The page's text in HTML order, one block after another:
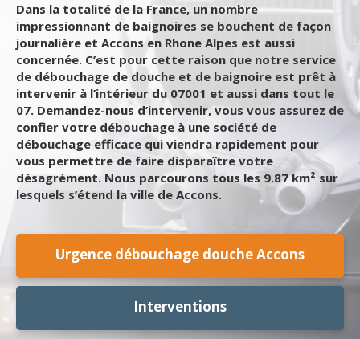
Dans la totalité de la France, un nombre
impressionnant de baignoires se bouchent de façon
journalière et Accons en Rhone Alpes est aussi
concernée. C’est pour cette raison que notre service
de débouchage de douche et de baignoire est prêt à
intervenir à l’intérieur du 07001 et aussi dans tout le
07. Demandez-nous d’intervenir, vous vous assurez de
confier votre débouchage à une société de
débouchage efficace qui viendra rapidement pour
vous permettre de faire disparaître votre
désagrément. Nous parcourons tous les 9.87 km² sur
lesquels s’étend la ville de Accons.
Urgence débouchage douche Accons
Interventions